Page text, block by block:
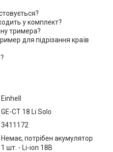
у комплект?
тримера?
для підрізання країв
Einhell
GE-CT 18 Li Solo
3411172
Немає, потрібен акумулятор
1 шт. - Li-ion 18В